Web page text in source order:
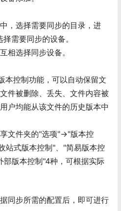
选择需要同步的目录，进
需要同步的设备。
选择同步设备。
控制功能，可以自动保留文
件被删除、丢失、文件内容被
户均能从该文件的历史版本中
件夹的"选项"->"版本控
站式版本控制"、"简易版本控
版本控制"4种，可根据实际
步所需的配置后，即可进行